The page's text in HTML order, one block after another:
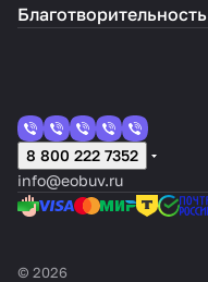
Благотворительность
8 800 222 7352
info@eobuv.ru
© 2026